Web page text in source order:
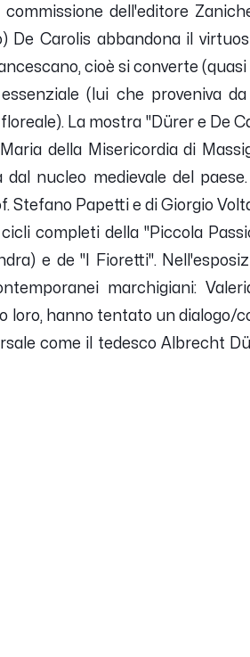
dell'editore
De Carolis abbandona il
cioè si converte
(lui che proveniva
La mostra "Dürer e De
della Misericordia di
nucleo medievale del
Stefano Papetti e di Giorgio
completi della "Piccola
e de "I Fioretti".
marchigiani:
loro, hanno tentato un
come il tedesco Albrecht